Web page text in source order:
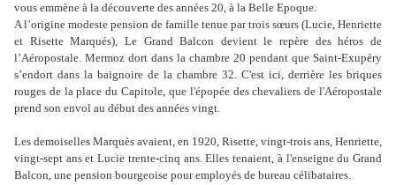
vous emmène à la découverte des années 20, à la Belle Epoque.
A l’origine modeste pension de famille tenue par trois sœurs (Lucie, Henriette
et Risette Marqués), Le Grand Balcon devient le repère des héros de
l’Aéropostale. Mermoz dort dans la chambre 20 pendant que Saint-Exupéry
s’endort dans la baignoire de la chambre 32. C'est ici, derrière les briques
rouges de la place du Capitole, que l'épopée des chevaliers de l'Aéropostale
prend son envol au début des années vingt.
Les demoiselles Marquès avaient, en 1920, Risette, vingt-trois ans, Henriette,
vingt-sept ans et Lucie trente-cinq ans. Elles tenaient, à l'enseigne du Grand
Balcon, une pension bourgeoise pour employés de bureau célibataires.